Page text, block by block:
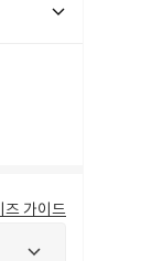
즈 가이드